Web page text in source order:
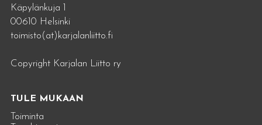
Käpylänkuja 1
00610 Helsinki
toimisto(at)karjalanliitto.fi
Copyright Karjalan Liitto ry
TULE MUKAAN
Toiminta